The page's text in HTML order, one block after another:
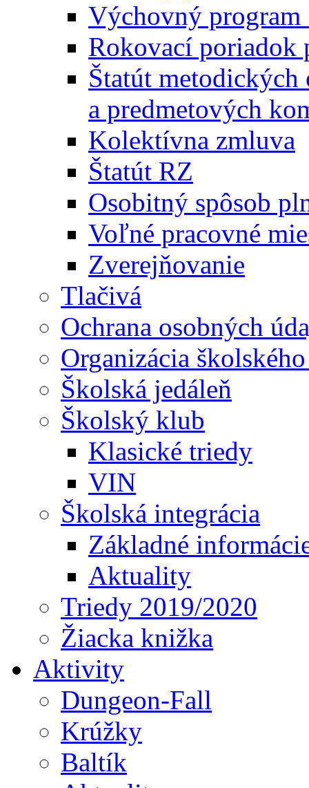
Výchovný
Rokovací poriadok
Štatút
a predmetových
Kolektívna zmluva
Štatút RZ
Osobitný spôsob
Voľné pracovné
Zverejňovanie
Tlačivá
Ochrana osobných
Organizácia
Školská jedáleň
Školský klub
Klasické triedy
VIN
Školská integrácia
Základné
Aktuality
Triedy 2019/2020
Žiacka knižka
Aktivity
Dungeon-Fall
Krúžky
Baltík